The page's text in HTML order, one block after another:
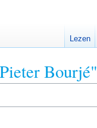
Bourjé"
Lezen